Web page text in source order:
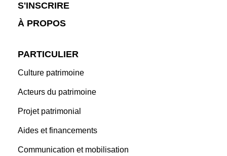
S'INSCRIRE
À PROPOS
PARTICULIER
Culture patrimoine
Acteurs du patrimoine
Projet patrimonial
Aides et financements
Communication et mobilisation